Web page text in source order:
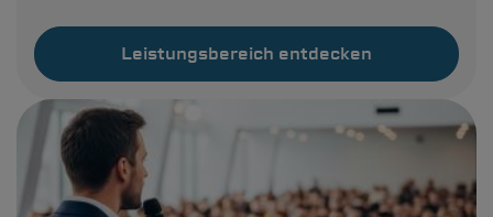
Leistungsbereich entdecken